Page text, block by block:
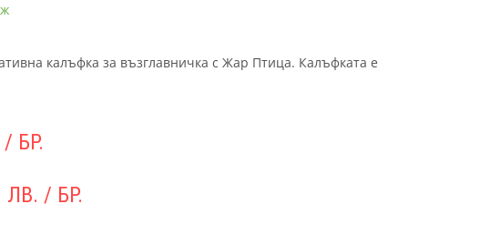
калъфка за възглавничка с Жар Птица. Калъфката е
/ БР.
ЛВ. / БР.